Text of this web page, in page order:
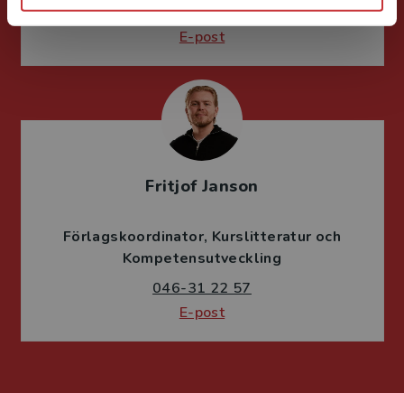
046-31 21 66
E-post
Fritjof Janson
Förlagskoordinator Kurslitteratur och
Kompetensutveckling
046-31 22 57
E-post